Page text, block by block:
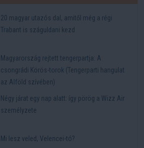
20 magyar utazós dal, amitől még a régi
Trabant is száguldani kezd
Magyarország rejtett tengerpartja: A
csongrádi Körös-torok (Tengerparti hangulat
az Alföld szívében)
Négy járat egy nap alatt: így pörög a Wizz Air
személyzete
Mi lesz veled, Velencei-tó?